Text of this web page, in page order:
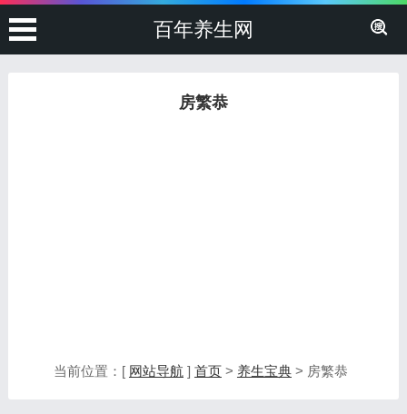
百年养生网
房繁恭
当前位置：[ 网站导航 ] 首页> 养生宝典> 房繁恭